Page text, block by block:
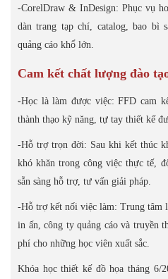
-CorelDraw & InDesign: Phục vụ
dàn trang tạp chí, catalog, bao bì
quảng cáo khổ lớn.
Cam kết chất lượng đào
-Học là làm được việc: FFD cam
thành thạo kỹ năng, tự tay thiết kế
-Hỗ trợ trọn đời: Sau khi kết thúc
khó khăn trong công việc thực tế,
sẵn sàng hỗ trợ, tư vấn giải pháp.
-Hỗ trợ kết nối việc làm: Trung tâm
in ấn, công ty quảng cáo và truyền
phí cho những học viên xuất sắc.
Khóa học thiết kế đồ họa tháng 6/